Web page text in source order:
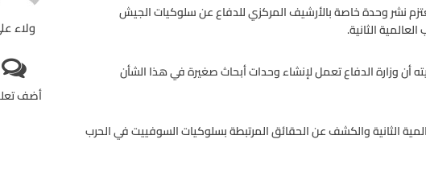
ولاء
أضف
نشر وحدة خاصة بالأرشيف المركزي للدفاع عن سلوكيات الجيش
الثانية.
وزارة الدفاع تعمل لإنشاء وحدات أبحاث صغيرة في هذا الشأن
الثانية والكشف عن الحقائق المرتبطة بسلوكيات السوفييت في الحرب